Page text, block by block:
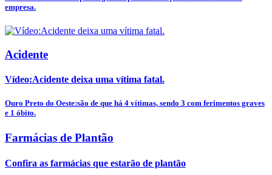
empresa.
Acidente
Vídeo:Acidente deixa uma vítima fatal.
Ouro Preto do Oeste:são de que há 4 vítimas, sendo 3 com ferimentos graves
e 1 óbito.
Farmácias de Plantão
Confira as farmácias que estarão de plantão